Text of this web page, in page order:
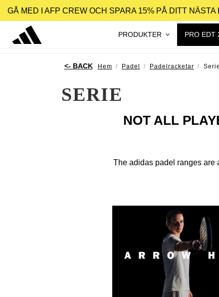
GÅ MED I AFP CREW OCH SPARA 15% PÅ DITT NÄSTA
PRODUKTER PRO EDT
Hem Padel Padelracketar Serie
SERIE
NOT ALL
The adidas padel ranges are